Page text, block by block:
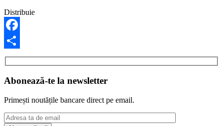
Distribuie
Facebook
Share
Abonează-te la newsletter
Primești noutățile bancare direct pe email.